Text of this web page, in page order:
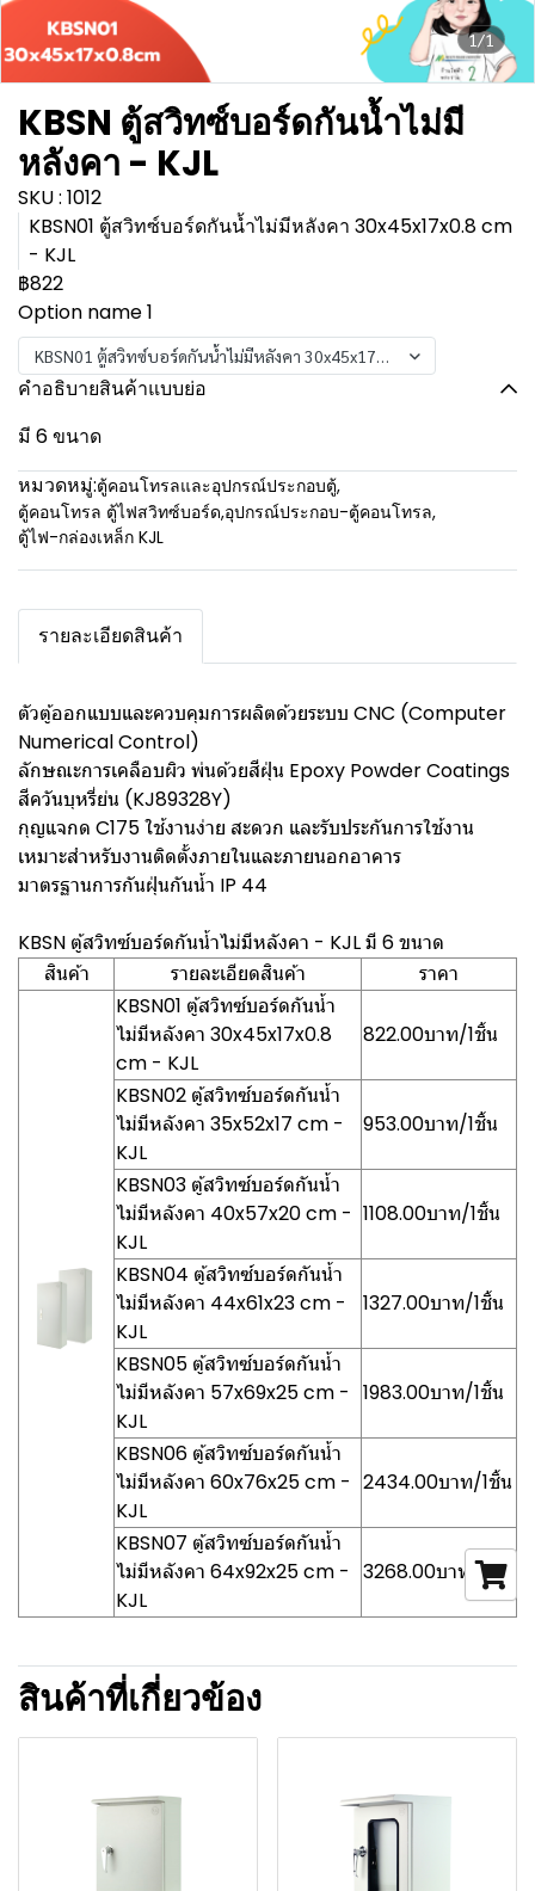
1/1
KBSN ตู้สวิทซ์บอร์ดกันน้ำไม่มี
หลังคา - KJL
SKU : 1012
KBSN01 ตู้สวิทซ์บอร์ดกันน้ำไม่มีหลังคา 30x45x17x0.8 cm
- KJL
฿822
Option name 1
KBSN01 ตู้สวิทซ์บอร์ดกันน้ำไม่มีหลังคา 30x45x17x0.8 cm - KJL
คำอธิบายสินค้าแบบย่อ
มี 6 ขนาด
หมวดหมู่:ตู้คอนโทรลและอุปกรณ์ประกอบตู้,
ตู้คอนโทรล ตู้ไฟสวิทซ์บอร์ด,อุปกรณ์ประกอบ-ตู้คอนโทรล,
ตู้ไฟ-กล่องเหล็ก KJL
รายละเอียดสินค้า
ตัวตู้ออกแบบและควบคุมการผลิตด้วยระบบ CNC (Computer
Numerical Control)
ลักษณะการเคลือบผิว พ่นด้วยสีฝุ่น Epoxy Powder Coatings
สีควันบุหรี่ย่น (KJ89328Y)
กุญแจกด C175 ใช้งานง่าย สะดวก และรับประกันการใช้งาน
เหมาะสำหรับงานติดตั้งภายในและภายนอกอาคาร
มาตรฐานการกันฝุ่นกันน้ำ IP 44
KBSN ตู้สวิทซ์บอร์ดกันน้ำไม่มีหลังคา - KJL มี 6 ขนาด
สินค้า
รายละเอียดสินค้า
ราคา
KBSN01 ตู้สวิทซ์บอร์ดกันน้ำ
ไม่มีหลังคา 30x45x17x0.8
cm - KJL
822.00บาท/1ชิ้น
KBSN02 ตู้สวิทซ์บอร์ดกันน้ำ
ไม่มีหลังคา 35x52x17 cm -
KJL
953.00บาท/1ชิ้น
KBSN03 ตู้สวิทซ์บอร์ดกันน้ำ
ไม่มีหลังคา 40x57x20 cm -
KJL
1108.00บาท/1ชิ้น
KBSN04 ตู้สวิทซ์บอร์ดกันน้ำ
ไม่มีหลังคา 44x61x23 cm -
KJL
1327.00บาท/1ชิ้น
KBSN05 ตู้สวิทซ์บอร์ดกันน้ำ
ไม่มีหลังคา 57x69x25 cm -
KJL
1983.00บาท/1ชิ้น
KBSN06 ตู้สวิทซ์บอร์ดกันน้ำ
ไม่มีหลังคา 60x76x25 cm -
KJL
2434.00บาท/1ชิ้น
KBSN07 ตู้สวิทซ์บอร์ดกันน้ำ
ไม่มีหลังคา 64x92x25 cm -
KJL
3268.00บาท/1ชิ้น
สินค้าที่เกี่ยวข้อง